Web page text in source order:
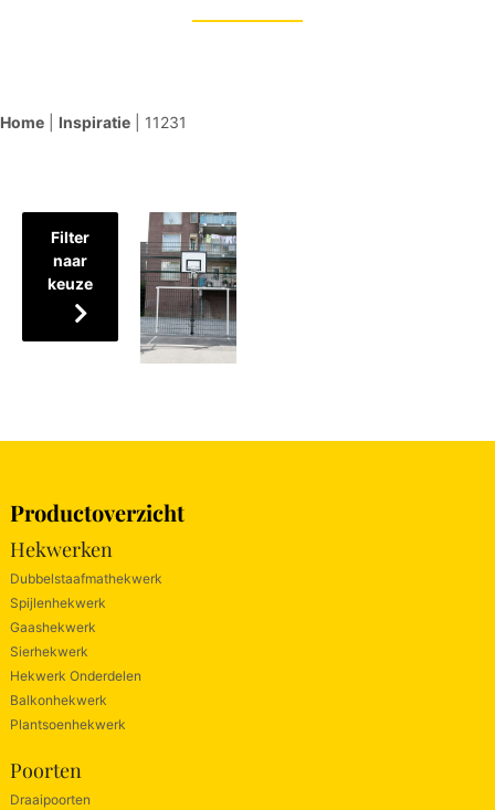
Home Inspiratie 11231
Filter
naar
keuze
Productoverzicht
Hekwerken
Dubbelstaafmathekwerk
Spijlenhekwerk
Gaashekwerk
Sierhekwerk
Hekwerk Onderdelen
Balkonhekwerk
Plantsoenhekwerk
Poorten
Draaipoorten